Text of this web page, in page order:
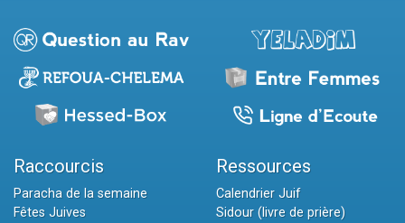
Raccourcis
Paracha de la semaine
Fêtes Juives
Ressources
Calendrier Juif
Sidour (livre de prière)